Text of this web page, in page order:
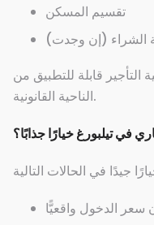
تقسيم المسكن
الشراء (إن وجدت)
التأجير قابلة للتطبيق من
الناحية القانونية.
في تيلبورغ خيارًا جذابًا؟
سعر الدخول واقعيًّا